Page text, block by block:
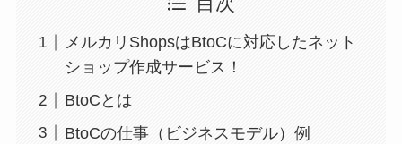
メルカリShopsはBtoCに対応したネット
ショップ作成サービス！
BtoCとは
BtoCの仕事（ビジネスモデル）例